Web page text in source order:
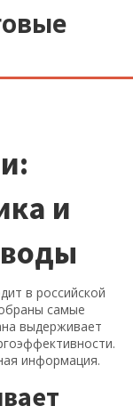
и
в российской
самые
выдерживает
информация.